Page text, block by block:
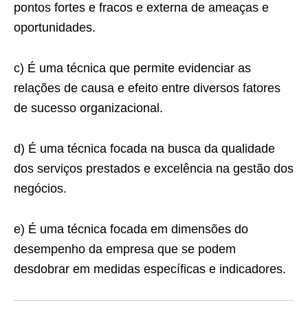
pontos fortes e fracos e externa de ameaças e
oportunidades.
c) É uma técnica que permite evidenciar as
relações de causa e efeito entre diversos fatores
de sucesso organizacional.
d) É uma técnica focada na busca da qualidade
dos serviços prestados e excelência na gestão dos
negócios.
e) É uma técnica focada em dimensões do
desempenho da empresa que se podem
desdobrar em medidas específicas e indicadores.